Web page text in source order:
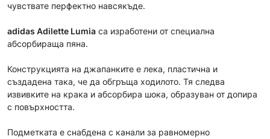
чувствате перфектно навсякъде.
adidas Adilette Lumia са изработени от специална
абсорбираща пяна.
Конструкцията на джапанките е лека, пластична и
създадена така, че да обгръща ходилото. Тя следва
извивките на крака и абсорбира шока, образуван от допира
с повърхността.
Подметката е снабдена с канали за равномерно